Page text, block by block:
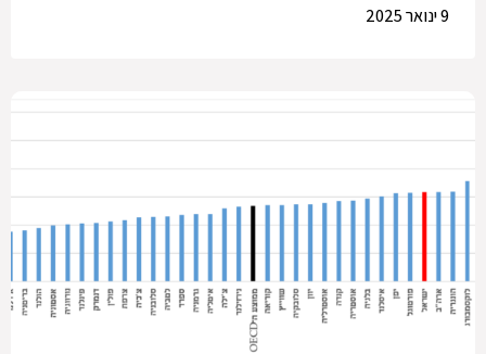
9 ינואר 2025